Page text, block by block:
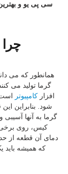
سی پی یو و
همانطور که می
گرما تولید می
افزار کامپیوتر
شود. بنابراین
گرما به آنها
کیس، روی
دمای آن قطعه از حد
که همیشه باید